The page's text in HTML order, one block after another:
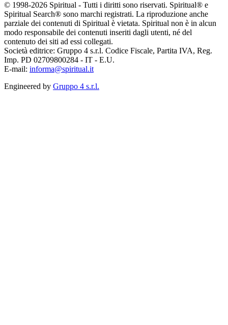
© 1998-2026 Spiritual - Tutti i diritti sono riservati. Spiritual® e
Spiritual Search® sono marchi registrati. La riproduzione anche
parziale dei contenuti di Spiritual è vietata. Spiritual non è in alcun
modo responsabile dei contenuti inseriti dagli utenti, né del
contenuto dei siti ad essi collegati.
Società editrice: Gruppo 4 s.r.l. Codice Fiscale, Partita IVA, Reg.
Imp. PD 02709800284 - IT - E.U.
E-mail: informa@spiritual.it
Engineered by Gruppo 4 s.r.l.